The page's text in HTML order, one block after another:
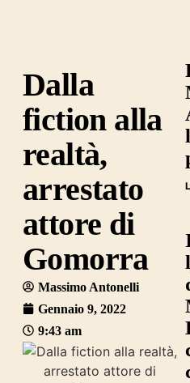
Dalla
fiction alla
realtà,
arrestato
attore di
Gomorra
Massimo Antonelli
Gennaio 9, 2022
9:43 am